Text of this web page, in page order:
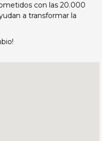
con las 20.000
a transformar la